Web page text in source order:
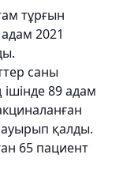
тұрғын
2021
саны
89 адам
ауырып қалды.
65 пациент